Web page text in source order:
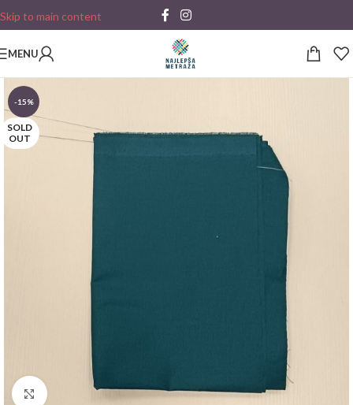
Skip to main content
MENU
-15%
SOLD
OUT
Click to enlarge